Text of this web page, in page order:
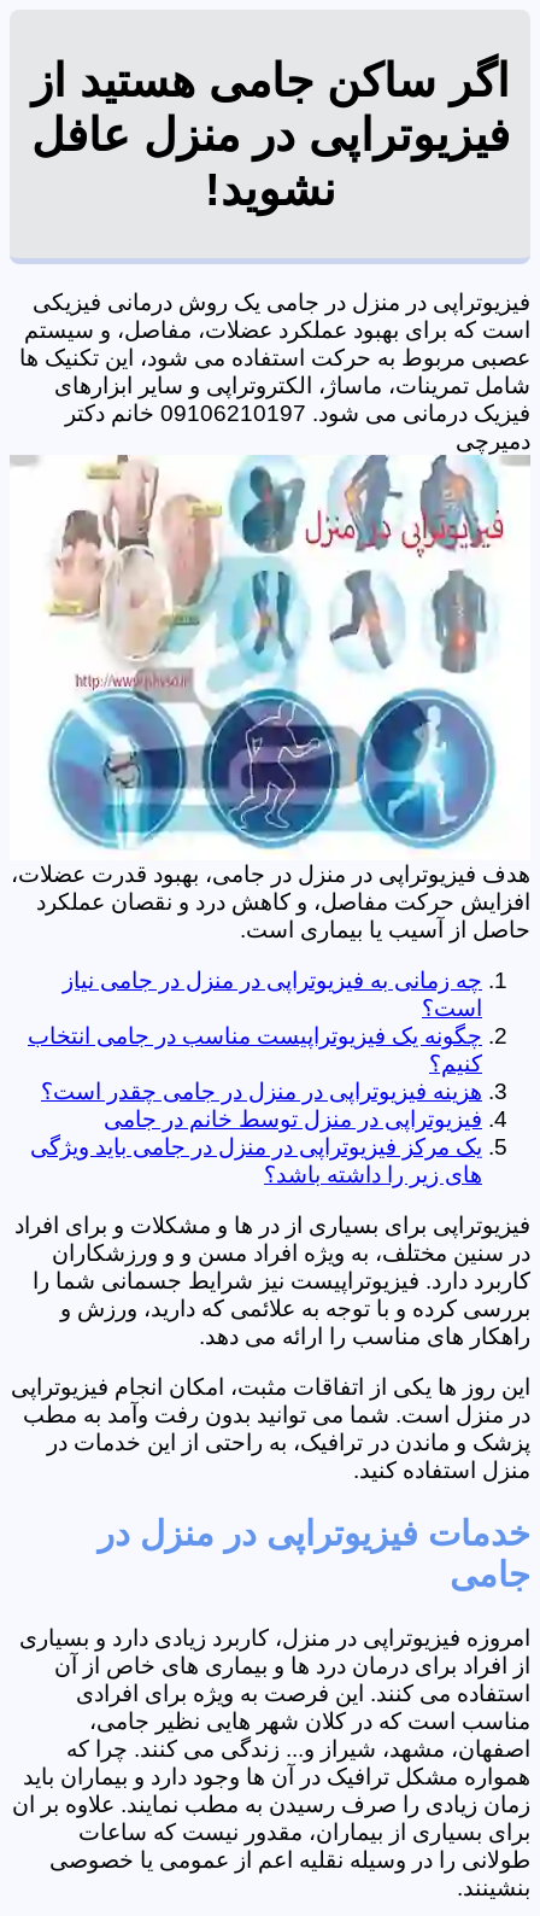
اگر ساکن جامی هستید از
فیزیوتراپی در منزل عافل
نشوید!
فیزیوتراپی در منزل در جامی یک روش درمانی فیزیکی
است که برای بهبود عملکرد عضلات، مفاصل، و سیستم
عصبی مربوط به حرکت استفاده می شود، این تکنیک ها
شامل تمرینات، ماساژ، الکتروتراپی و سایر ابزارهای
فیزیک درمانی می شود. 09106210197 خانم دکتر
دمیرچی
هدف فیزیوتراپی در منزل در جامی، بهبود قدرت عضلات،
افزایش حرکت مفاصل، و کاهش درد و نقصان عملکرد
حاصل از آسیب یا بیماری است.
چه زمانی به فیزیوتراپی در منزل در جامی نیاز
است؟
چگونه یک فیزیوتراپیست مناسب در جامی انتخاب
کنیم؟
هزینه فیزیوتراپی در منزل در جامی چقدر است؟
فیزیوتراپی در منزل توسط خانم در جامی
یک مرکز فیزیوتراپی در منزل در جامی باید ویژگی
های زیر را داشته باشد؟
فیزیوتراپی برای بسیاری از در ها و مشکلات و برای افراد
در سنین مختلف، به ویژه افراد مسن و و ورزشکاران
کاربرد دارد. فیزیوتراپیست نیز شرایط جسمانی شما را
بررسی کرده و با توجه به علائمی که دارید، ورزش و
راهکار های مناسب را ارائه می دهد.
این روز ها یکی از اتفاقات مثبت، امکان انجام فیزیوتراپی
در منزل است. شما می توانید بدون رفت وآمد به مطب
پزشک و ماندن در ترافیک، به راحتی از این خدمات در
منزل استفاده کنید.
خدمات فیزیوتراپی در منزل در
جامی
امروزه فیزیوتراپی در منزل، کاربرد زیادی دارد و بسیاری
از افراد برای درمان درد ها و بیماری های خاص از آن
استفاده می کنند. این فرصت به ویژه برای افرادی
مناسب است که در کلان شهر هایی نظیر جامی،
اصفهان، مشهد، شیراز و... زندگی می کنند. چرا که
همواره مشکل ترافیک در آن ها وجود دارد و بیماران باید
زمان زیادی را صرف رسیدن به مطب نمایند. علاوه بر ان
برای بسیاری از بیماران، مقدور نیست که ساعات
طولانی را در وسیله نقلیه اعم از عمومی یا خصوصی
بنشینند.